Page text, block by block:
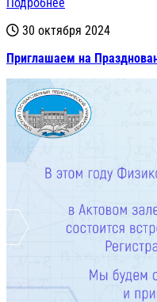
30 октября 2024
Приглашаем на